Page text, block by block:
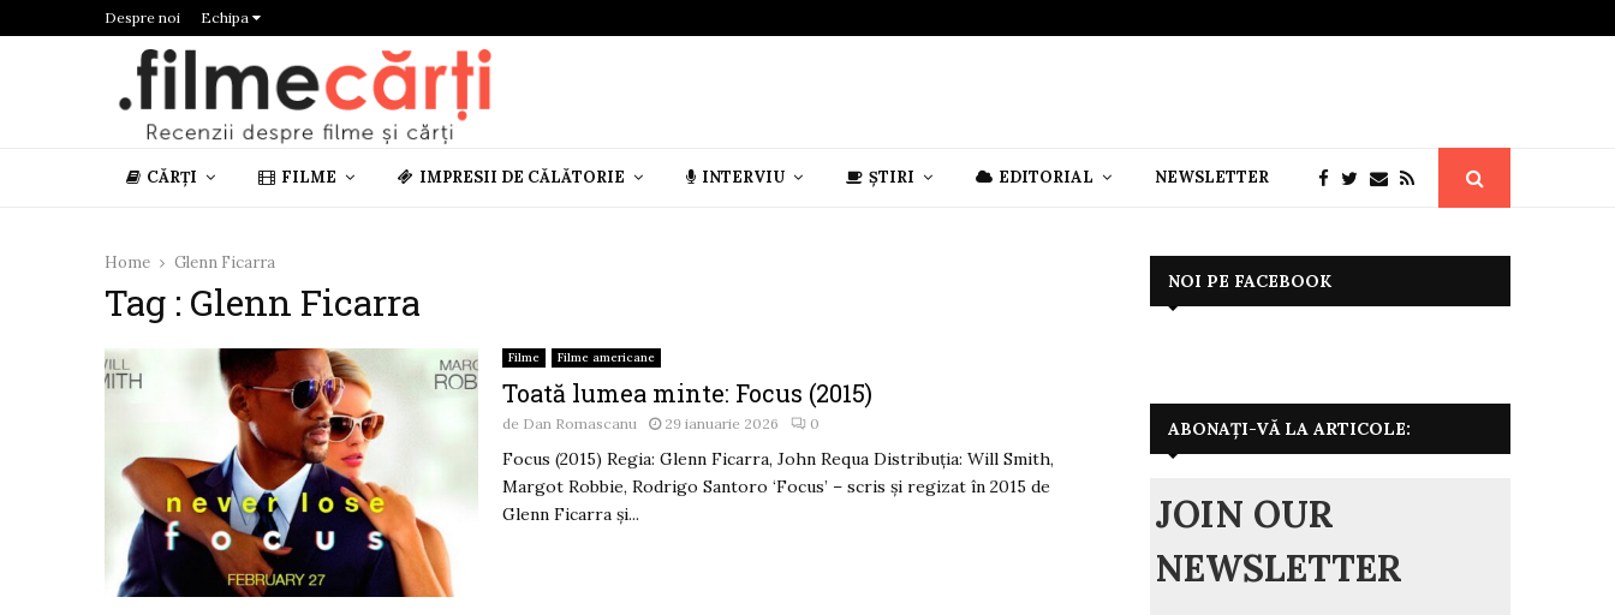
Despre noi Echipa
CĂRȚI FILME IMPRESII DE CĂLĂTORIE INTERVIU ȘTIRI EDITORIAL NEWSLETTER
Home Glenn Ficarra
Tag : Glenn Ficarra
Filme Filme americane
Toată lumea minte: Focus (2015)
de Dan Romascanu 29 ianuarie 2026 0
Focus (2015) Regia: Glenn Ficarra, John Requa Distribuția: Will Smith,
Margot Robbie, Rodrigo Santoro ‘Focus’ – scris și regizat în 2015 de
Glenn Ficarra și...
NOI PE FACEBOOK
ABONAȚI-VĂ LA ARTICOLE:
JOIN OUR
NEWSLETTER